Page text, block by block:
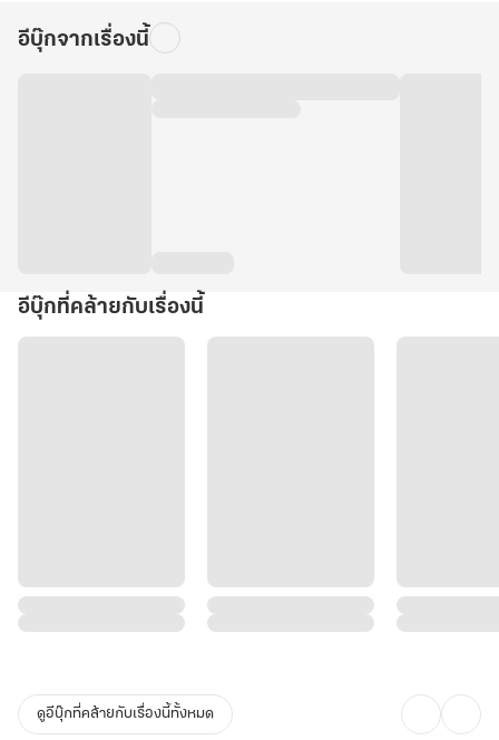
อีบุ๊กจากเรื่องนี้
อีบุ๊กที่คล้ายกับเรื่องนี้
ดูอีบุ๊กที่คล้ายกับเรื่องนี้ทั้งหมด